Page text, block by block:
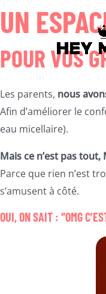
au
UN
POUR VOS
Les parents, nous
Afin d’améliorer le
eau micellaire).
Mais ce n’est pas
Parce que rien n’est
s’amusent à côté.
OUI, ON SAIT : “OMG